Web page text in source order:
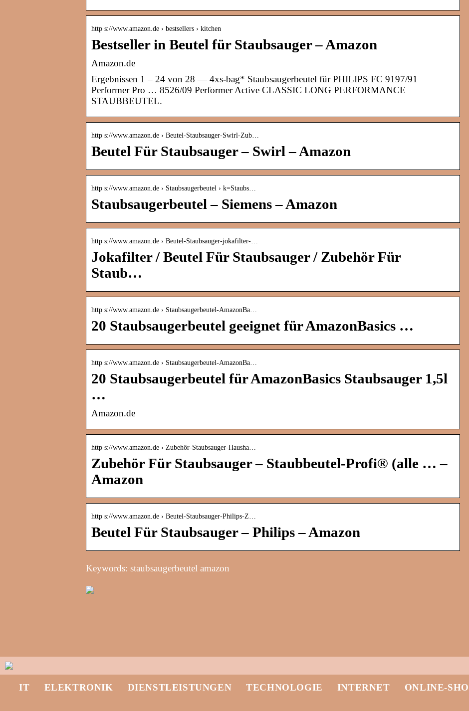
http s://www.amazon.de › bestsellers › kitchen
Bestseller in Beutel für Staubsauger – Amazon
Amazon.de
Ergebnissen 1 – 24 von 28 — 4xs-bag* Staubsaugerbeutel für PHILIPS FC 9197/91
Performer Pro … 8526/09 Performer Active CLASSIC LONG PERFORMANCE
STAUBBEUTEL.
http s://www.amazon.de › Beutel-Staubsauger-Swirl-Zub…
Beutel Für Staubsauger – Swirl – Amazon
http s://www.amazon.de › Staubsaugerbeutel › k=Staubs…
Staubsaugerbeutel – Siemens – Amazon
http s://www.amazon.de › Beutel-Staubsauger-jokafilter-…
Jokafilter / Beutel Für Staubsauger / Zubehör Für
Staub…
http s://www.amazon.de › Staubsaugerbeutel-AmazonBa…
20 Staubsaugerbeutel geeignet für AmazonBasics …
http s://www.amazon.de › Staubsaugerbeutel-AmazonBa…
20 Staubsaugerbeutel für AmazonBasics Staubsauger 1,5l
…
Amazon.de
http s://www.amazon.de › Zubehör-Staubsauger-Hausha…
Zubehör Für Staubsauger – Staubbeutel-Profi® (alle … –
Amazon
http s://www.amazon.de › Beutel-Staubsauger-Philips-Z…
Beutel Für Staubsauger – Philips – Amazon
Keywords: staubsaugerbeutel amazon
IT ELEKTRONIK DIENSTLEISTUNGEN TECHNOLOGIE INTERNET ONLINE-